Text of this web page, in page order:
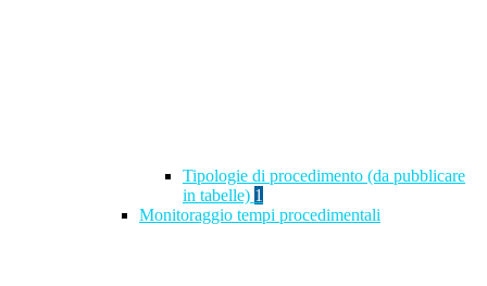
Tipologie di procedimento (da pubblicare
in tabelle) 1
Monitoraggio tempi procedimentali